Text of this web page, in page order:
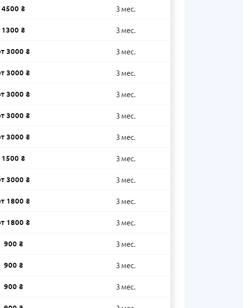
4500 ₴ 3 мес.
1300 ₴ 3 мес.
3000 ₴ 3 мес.
3000 ₴ 3 мес.
3000 ₴ 3 мес.
3000 ₴ 3 мес.
3000 ₴ 3 мес.
1500 ₴ 3 мес.
3000 ₴ 3 мес.
1800 ₴ 3 мес.
1800 ₴ 3 мес.
900 ₴ 3 мес.
900 ₴ 3 мес.
900 ₴ 3 мес.